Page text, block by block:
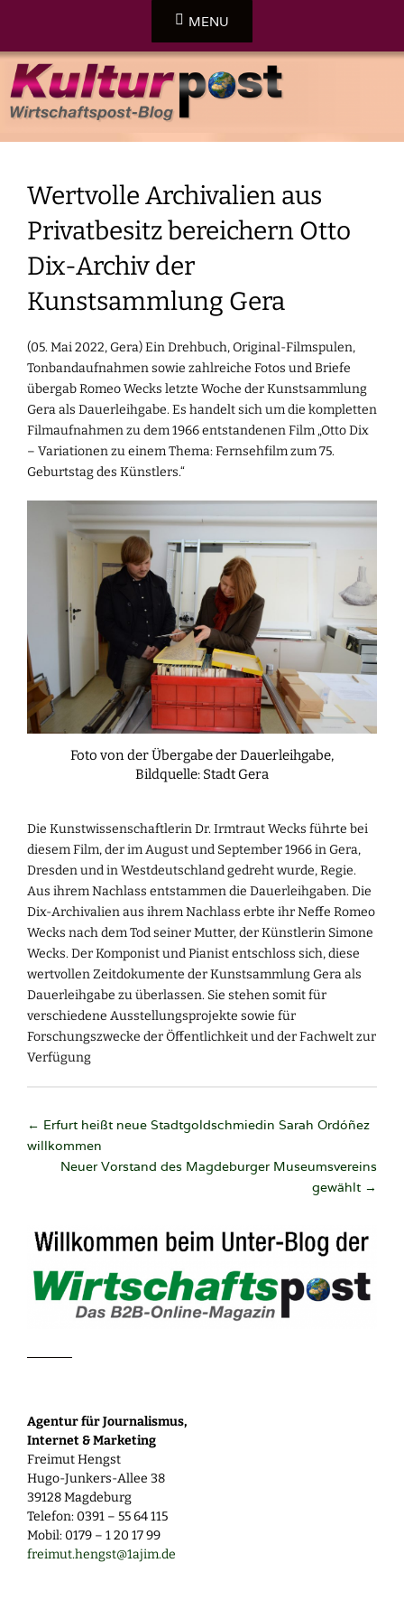
content
MENU
KULTURPOST
Wertvolle Archivalien aus
Privatbesitz bereichern Otto
Dix-Archiv der
Kunstsammlung Gera
(05. Mai 2022, Gera) Ein Drehbuch, Original-Filmspulen,
Tonbandaufnahmen sowie zahlreiche Fotos und Briefe
übergab Romeo Wecks letzte Woche der Kunstsammlung
Gera als Dauerleihgabe. Es handelt sich um die kompletten
Filmaufnahmen zu dem 1966 entstandenen Film „Otto Dix
– Variationen zu einem Thema: Fernsehfilm zum 75.
Geburtstag des Künstlers.“
Foto von der Übergabe der Dauerleihgabe,
Bildquelle: Stadt Gera
Die Kunstwissenschaftlerin Dr. Irmtraut Wecks führte bei
diesem Film, der im August und September 1966 in Gera,
Dresden und in Westdeutschland gedreht wurde, Regie.
Aus ihrem Nachlass entstammen die Dauerleihgaben. Die
Dix-Archivalien aus ihrem Nachlass erbte ihr Neffe Romeo
Wecks nach dem Tod seiner Mutter, der Künstlerin Simone
Wecks. Der Komponist und Pianist entschloss sich, diese
wertvollen Zeitdokumente der Kunstsammlung Gera als
Dauerleihgabe zu überlassen. Sie stehen somit für
verschiedene Ausstellungsprojekte sowie für
Forschungszwecke der Öffentlichkeit und der Fachwelt zur
Verfügung
Post
navigation
← Erfurt heißt neue Stadtgoldschmiedin Sarah Ordóñez
willkommen
Neuer Vorstand des Magdeburger Museumsvereins
gewählt →
Agentur für Journalismus,
Internet & Marketing
Freimut Hengst
Hugo-Junkers-Allee 38
39128 Magdeburg
Telefon: 0391 – 55 64 115
Mobil: 0179 – 1 20 17 99
freimut.hengst@1ajim.de